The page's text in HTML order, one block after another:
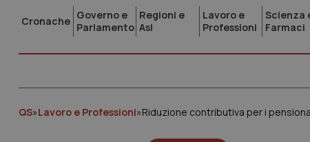
Cronache Governo e
Parlamento
Regioni e
Asl
Lavoro e
Professioni
Scienza
Farmaci
QS»Lavoro e Professioni»Riduzione contributiva per i